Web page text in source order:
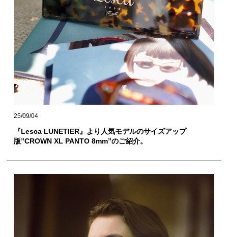
25/09/04
『Lesca LUNETIER』より人気モデルのサイズアップ
版”CROWN XL PANTO 8mm”のご紹介。